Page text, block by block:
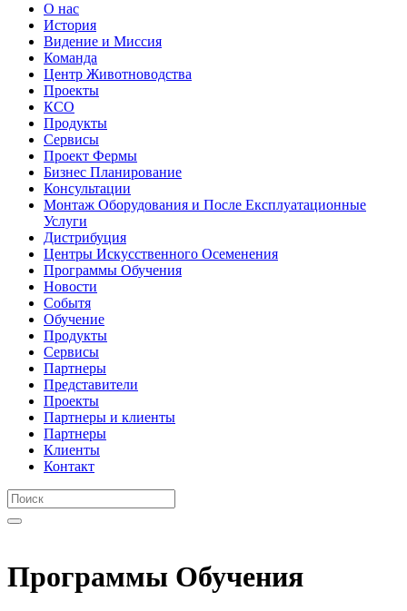
О нас
История
Видение и Миссия
Команда
Центр Животноводства
Проекты
КCО
Продукты
Сервисы
Проект Фермы
Бизнес Планирование
Консультации
Монтаж Оборудования и После Експлуатационные
Услуги
Дистрибуция
Центры Искусственного Осеменения
Программы Обучения
Новости
Событя
Обучение
Продукты
Сервисы
Партнеры
Представители
Проекты
Партнеры и клиенты
Партнеры
Клиенты
Контакт
Программы Обучения